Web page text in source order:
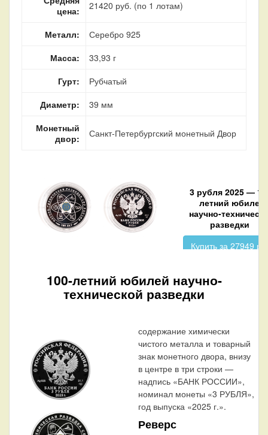
цена:
21420 руб. (по 1 лотам)
Металл:
Серебро 925
Масса:
33,93 г
Гурт:
Рубчатый
Диаметр:
39 мм
Монетный
двор:
Санкт-Петербургский монетный Двор
3 рубля 2025 —
летний юбилей
научно-
разведки
Купить за 27949
100-летний юбилей научно-
технической разведки
содержание химически
чистого металла и товарный
знак монетного двора, внизу
в центре в три строки —
надпись «БАНК РОССИИ»,
номинал монеты «3 РУБЛЯ»,
год выпуска «2025 г.».
Реверс